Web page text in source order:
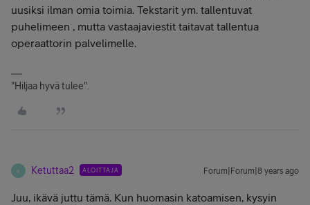
uusiksi ilman omia toimia. Tekstarit ym. tallentuvat
puhelimeen , mutta vastaajaviestit taitavat tallentua
operaattorin palvelimelle.
"Hiljaa hyvä tulee".
K Ketuttaa2 ALOITTAJA Forum|Forum|8 years ago
Juu, ikävä juttu tämä. Kun huomasin katoamisen, kysyin